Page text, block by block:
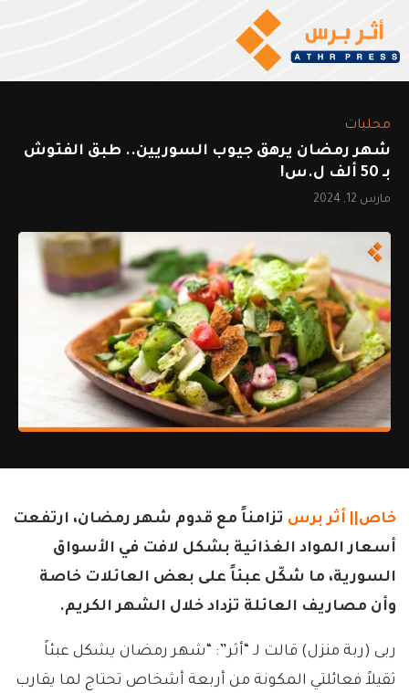
محليات
شهر رمضان يرهق جيوب السوريين.. طبق الفتوش
بـ 50 ألف ل.س!
مارس 12, 2024
خاص|| أثر برس تزامناً مع قدوم شهر رمضان، ارتفعت
أسعار المواد الغذائية بشكل لافت في الأسواق
السورية، ما شكّل عبئاً على بعض العائلات خاصة
وأن مصاريف العائلة تزداد خلال الشهر الكريم.
ربى (ربة منزل) قالت لـ “أثر”: “شهر رمضان يشكل عبئاً
ثقيلاً فعائلتي المكونة من أربعة أشخاص تحتاج لما يقارب